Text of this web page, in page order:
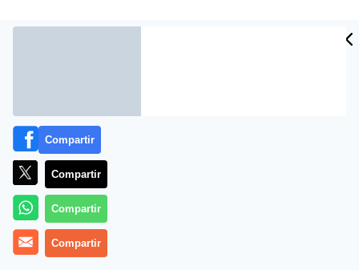
La ponencia política de la Asamblea Nacional Catalana
Compartir
Compartir
Compartir
Compartir